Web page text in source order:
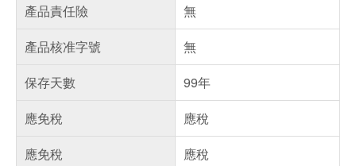
產品責任險
無
產品核准字號
無
保存天數
99年
應免稅
應稅
應免稅
應稅